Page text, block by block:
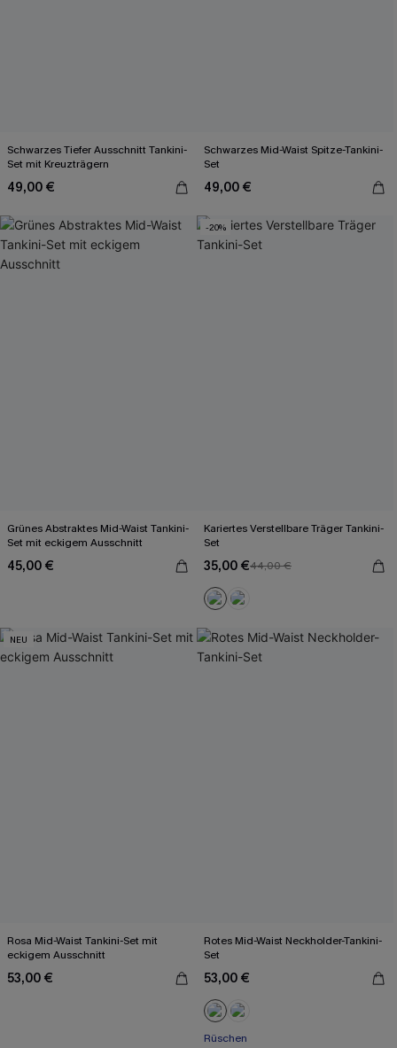
Schwarzes Tiefer Ausschnitt Tankini-
Set mit Kreuzträgern
49,00 €
Schwarzes Mid-Waist Spitze-Tankini-
Set
49,00 €
Grünes Abstraktes Mid-Waist Tankini-
Set mit eckigem Ausschnitt
45,00 €
-20%
Kariertes Verstellbare Träger Tankini-
Set
35,00 €44,00 €
NEU
Rosa Mid-Waist Tankini-Set mit
eckigem Ausschnitt
53,00 €
Rotes Mid-Waist Neckholder-Tankini-
Set
53,00 €
Rüschen